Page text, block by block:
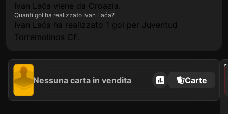
Ivan Laća viene da Croazia.
Quanti gol ha realizzato Ivan Laća?
Ivan Laća ha realizzato 1 gol per Juventud
Torremolinos CF.
Nessuna carta in vendita Carte
2024